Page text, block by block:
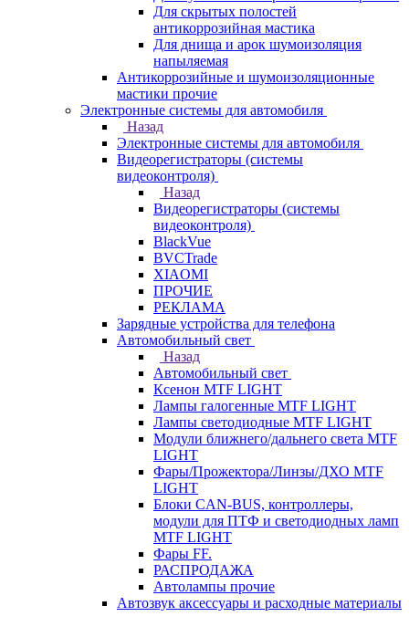
Для скрытых полостей
антикоррозийная мастика
Для днища и арок шумоизоляция
напыляемая
Антикоррозийные и шумоизоляционные
мастики прочие
Электронные системы для автомобиля
Назад
Электронные системы для автомобиля
Видеорегистраторы (системы
видеоконтроля)
Назад
Видеорегистраторы (системы
видеоконтроля)
BlackVue
BVCTrade
XIAOMI
ПРОЧИЕ
РЕКЛАМА
Зарядные устройства для телефона
Автомобильный свет
Назад
Автомобильный свет
Ксенон MTF LIGHT
Лампы галогенные MTF LIGHT
Лампы светодиодные MTF LIGHT
Модули ближнего/дальнего света MTF
LIGHT
Фары/Прожектора/Линзы/ДХО MTF
LIGHT
Блоки CAN-BUS, контроллеры,
модули для ПТФ и светодиодных ламп
MTF LIGHT
Фары FF.
РАСПРОДАЖА
Автолампы прочие
Автозвук аксессуары и расходные материалы